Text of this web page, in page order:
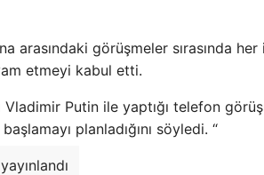
arasındaki görüşmeler sırasında
etmeyi kabul etti.
Vladimir Putin ile yaptığı telefon
planladığını söyledi. “